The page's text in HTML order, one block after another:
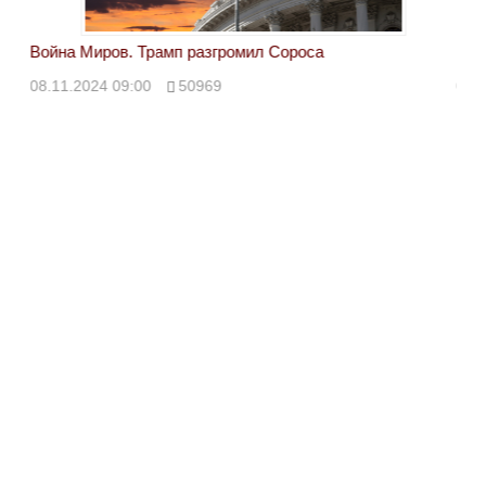
Война Миров. Трамп разгромил Сороса
08.11.2024 09:00 50969